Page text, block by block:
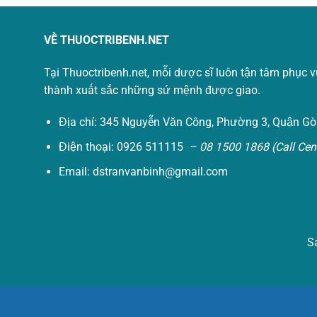
VỀ THUOCTRIBENH.NET
Tại Thuoctribenh.net, mỗi dược sĩ luôn tận tâm phục
thành xuất sắc những sứ mệnh được giao.
Địa chỉ: 345 Nguyễn Văn Công, Phường 3, Quận Gò
Điện thoại: 0926 511115 – 08 1500 1868 (Call
Email: dstranvanbinh@gmail.com